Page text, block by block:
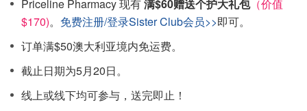
Priceline Pharmacy 现有满$60赠送个护大礼包（价值
$170)。 免费注册/登录Sister Club会员>>即可。
订单满$50澳大利亚境内免运费。
截止日期为5月20日。
线上或线下均可参与，送完即止！